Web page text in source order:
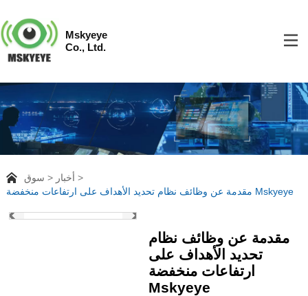
Mskyeye
Co., Ltd.
سوق
أخبار
مقدمة عن وظائف نظام تحديد الأهداف على ارتفاعات منخفضة Mskyeye
مقدمة عن وظائف نظام
تحديد الأهداف على
ارتفاعات منخفضة
Mskyeye